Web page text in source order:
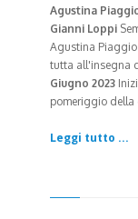
Agustina
Gianni Loppi
Agustina Piaggio
tutta all'insegna
Giugno 2023
pomeriggio della
Leggi tutto ...